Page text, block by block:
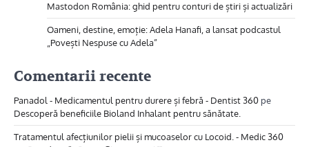
Mastodon România: ghid pentru conturi de știri și actualizări
Oameni, destine, emoție: Adela Hanafi, a lansat podcastul
„Povești Nespuse cu Adela”
Comentarii recente
Panadol - Medicamentul pentru durere și febră - Dentist 360 pe
Descoperă beneficiile Bioland Inhalant pentru sănătate.
Tratamentul afecțiunilor pielii și mucoaselor cu Locoid. - Medic 360